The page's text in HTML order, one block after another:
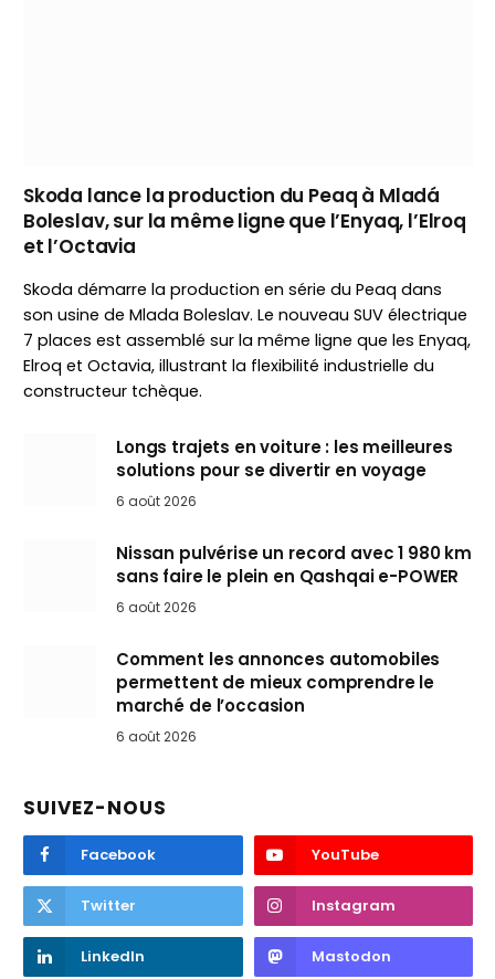
Skoda lance la production du Peaq à Mladá
Boleslav, sur la même ligne que l’Enyaq, l’Elroq
et l’Octavia
Skoda démarre la production en série du Peaq dans
son usine de Mlada Boleslav. Le nouveau SUV électrique
7 places est assemblé sur la même ligne que les Enyaq,
Elroq et Octavia, illustrant la flexibilité industrielle du
constructeur tchèque.
Longs trajets en voiture : les meilleures
solutions pour se divertir en voyage
6 août 2026
Nissan pulvérise un record avec 1 980 km
sans faire le plein en Qashqai e-POWER
6 août 2026
Comment les annonces automobiles
permettent de mieux comprendre le
marché de l’occasion
6 août 2026
SUIVEZ-NOUS
Facebook YouTube
Twitter Instagram
LinkedIn Mastodon